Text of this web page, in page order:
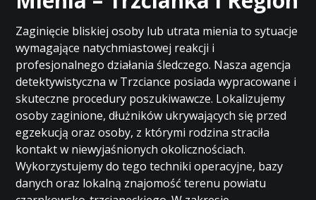
Zaginięcie bliskiej osoby lub utrata mienia to sytuacje
wymagające natychmiastowej reakcji i
profesjonalnego działania śledczego. Nasza agencja
detektywistyczna w Trzciance posiada wypracowane i
skuteczne procedury poszukiwawcze. Lokalizujemy
osoby zaginione, dłużników ukrywających się przed
egzekucją oraz osoby, z którymi rodzina straciła
kontakt w niewyjaśnionych okolicznościach.
Wykorzystujemy do tego techniki operacyjne, bazy
danych oraz lokalną znajomość terenu powiatu